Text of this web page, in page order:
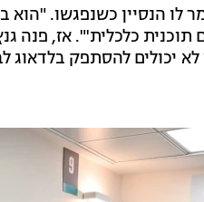
הנסיין כשנפגשו. "הוא
עם תוכנית כלכלית'". אז, פנה
יכולים להסתפק בלדאוג